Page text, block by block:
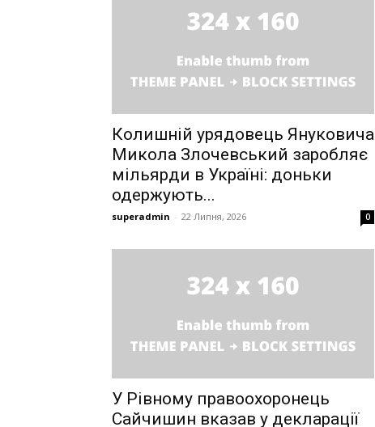
Колишній урядовець Януковича
Микола Злочевський заробляє
мільярди в Україні: доньки
одержують...
superadmin - 22 Липня, 2026 0
У Рівному правоохоронець
Сайчишин вказав у декларації